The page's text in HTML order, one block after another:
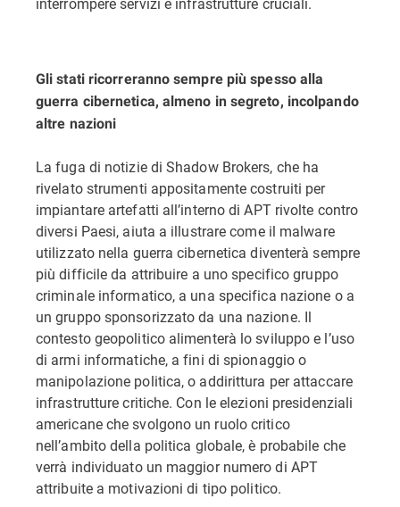
Gli stati ricorreranno sempre più spesso alla
guerra cibernetica, almeno in segreto, incolpando
altre nazioni
La fuga di notizie di Shadow Brokers, che ha
rivelato strumenti appositamente costruiti per
impiantare artefatti all’interno di APT rivolte contro
diversi Paesi, aiuta a illustrare come il malware
utilizzato nella guerra cibernetica diventerà sempre
più difficile da attribuire a uno specifico gruppo
criminale informatico, a una specifica nazione o a
un gruppo sponsorizzato da una nazione. Il
contesto geopolitico alimenterà lo sviluppo e l’uso
di armi informatiche, a fini di spionaggio o
manipolazione politica, o addirittura per attaccare
infrastrutture critiche. Con le elezioni presidenziali
americane che svolgono un ruolo critico
nell’ambito della politica globale, è probabile che
verrà individuato un maggior numero di APT
attribuite a motivazioni di tipo politico.